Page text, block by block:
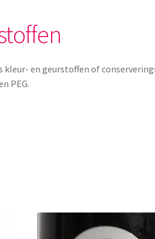
en geurstoffen of
PEG.